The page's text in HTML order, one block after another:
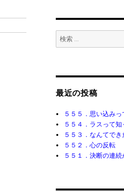
検
索:
最近の投稿
５５５．思い込みっ
５５４．ラスって知
５５３．なんてで
５５２．心の反転
５５１．決断の連